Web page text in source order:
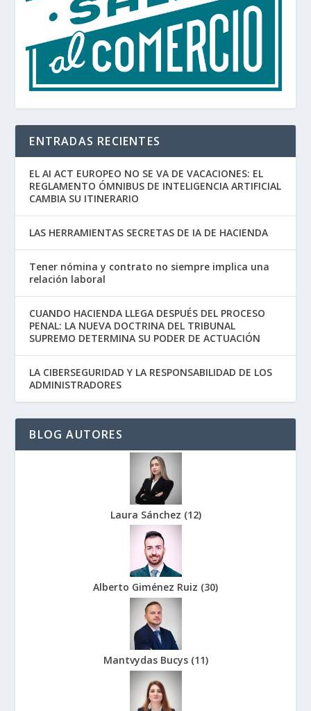
ENTRADAS RECIENTES
EL AI ACT EUROPEO NO SE VA DE VACACIONES: EL
REGLAMENTO ÓMNIBUS DE INTELIGENCIA ARTIFICIAL
CAMBIA SU ITINERARIO
LAS HERRAMIENTAS SECRETAS DE IA DE HACIENDA
Tener nómina y contrato no siempre implica una
relación laboral
CUANDO HACIENDA LLEGA DESPUÉS DEL PROCESO
PENAL: LA NUEVA DOCTRINA DEL TRIBUNAL
SUPREMO DETERMINA SU PODER DE ACTUACIÓN
LA CIBERSEGURIDAD Y LA RESPONSABILIDAD DE LOS
ADMINISTRADORES
BLOG AUTORES
Laura Sánchez (12)
Alberto Giménez Ruiz (30)
Mantvydas Bucys (11)